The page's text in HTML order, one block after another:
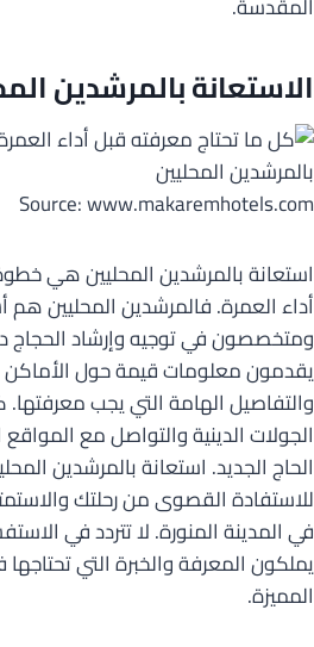
الاستعانة بالمرشدين
Source: www.makaremhotels.com
استعانة بالمرشدين المحليين هي
أداء العمرة. فالمرشدين المحليين
ومتخصصون في توجيه وإرشاد الحجاج
يقدمون معلومات قيمة حول الأماكن
والتفاصيل الهامة التي يجب
الجولات الدينية والتواصل مع
الحاج الجديد. استعانة بالمرشدين
للاستفادة القصوى من رحلتك
في المدينة المنورة. لا تتردد في
يملكون المعرفة والخبرة التي تحتاجها
المميزة.